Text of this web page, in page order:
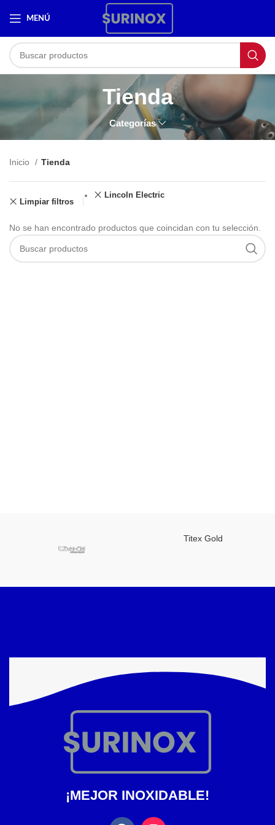
MENÚ
Tienda
Categorías
Inicio Tienda
Limpiar filtros
Lincoln Electric
No se han encontrado productos que coincidan con tu selección.
Titex Gold
¡MEJOR INOXIDABLE!